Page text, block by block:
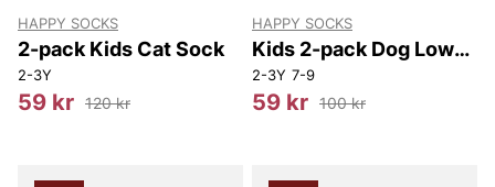
HAPPY SOCKS
2-pack Kids Cat Sock
2-3Y
59 kr 120 kr
HAPPY SOCKS
Kids 2-pack Dog Low
Socks
2-3Y 7-9
59 kr 100 kr